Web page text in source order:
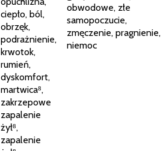
ciepło, ból,
obrzęk,
podrażnienie,
krwotok,
rumień,
dyskomfort,
martwica⁸,
zakrzepowe
zapalenie
żył⁸,
zapalenie
obwodowe, złe
samopoczucie,
zmęczenie, pragnienie,
niemoc